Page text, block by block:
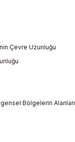
Çevre Uzunluğu
Bölgelerin Alanları